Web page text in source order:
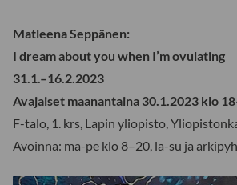
Matleena Seppänen:
I dream about you when I’m ovulating
31.1.–16.2.2023
Avajaiset maanantaina 30.1.2023 klo
F-talo, 1. krs, Lapin yliopisto,
Avoinna: ma-pe klo 8–20, la-su ja